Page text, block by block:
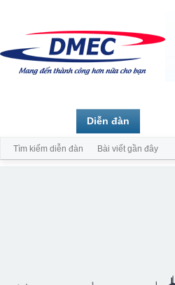
Diễn đàn
Tìm kiếm diễn đàn Bài viết gần đây